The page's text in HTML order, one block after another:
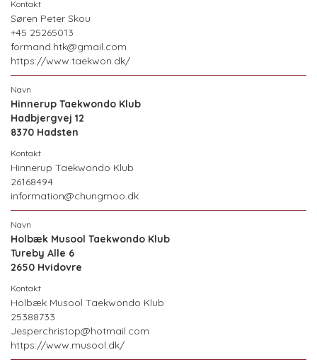
Søren Peter Skou
+45 25265013
formand.htk@gmail.com
https://www.taekwon.dk/
Hinnerup Taekwondo Klub
Hadbjergvej 12
8370 Hadsten
Hinnerup Taekwondo Klub
26168494
information@chungmoo.dk
Holbæk Musool Taekwondo Klub
Tureby Alle 6
2650 Hvidovre
Holbæk Musool Taekwondo Klub
25388733
Jesperchristop@hotmail.com
https://www.musool.dk/